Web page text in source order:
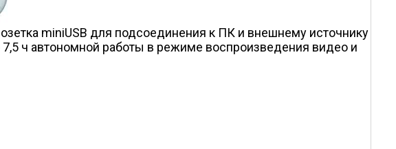
miniUSB для подсоединения к ПК и внешнему источнику
ч автономной работы в режиме воспроизведения видео и